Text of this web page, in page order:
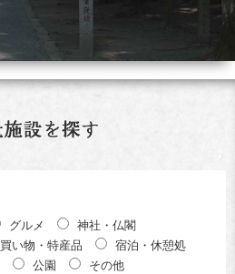
グルメ
神社・仏閣
買い物・特産品
宿泊・休憩処
公園 その他